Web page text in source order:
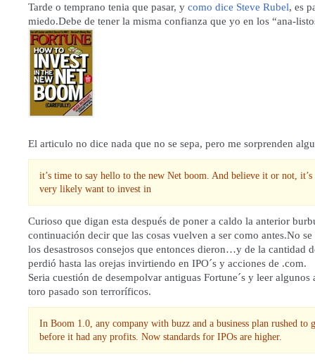
Tarde o temprano tenia que pasar, y como dice Steve Rubel, es
miedo.Debe de tener la misma confianza que yo en los “ana-
El articulo no dice nada que no se sepa, pero me sorprenden
it’s time to say hello to the new Net boom. And believe it or not,
very likely want to invest in
Curioso que digan esta después de poner a caldo la anterior
continuación decir que las cosas vuelven a ser como antes.No se
los desastrosos consejos que entonces dieron…y de la cantidad
perdió hasta las orejas invirtiendo en IPO´s y acciones de .com.
Seria cuestión de desempolvar antiguas Fortune´s y leer algunos
toro pasado son terroríficos.
In Boom 1.0, any company with buzz and a business plan rushed to
before it had any profits. Now standards for IPOs are higher.